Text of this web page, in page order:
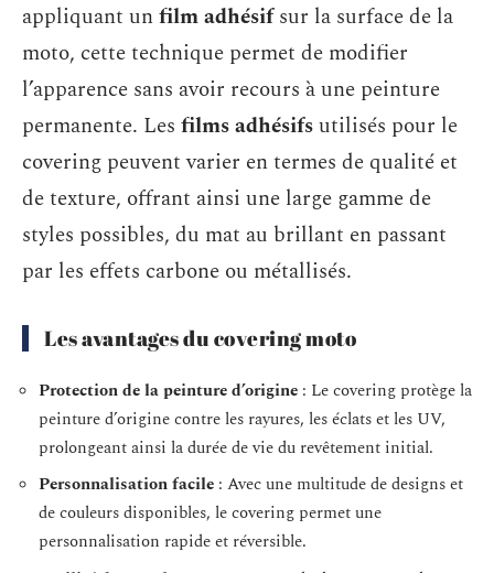
appliquant unfilm adhésifsur la surface de la
moto, cette technique permet de modifier
l’apparence sans avoir recours à une peinture
permanente. Les films adhésifsutilisés pour le
covering peuvent varier en termes de qualité et
de texture, offrant ainsi une large gamme de
styles possibles, du mat au brillant en passant
par les effets carbone ou métallisés.
Les avantages du covering moto
Protection de la peinture d’origine : Le covering protège la
peinture d’origine contre les rayures, les éclats et les UV,
prolongeant ainsi la durée de vie du revêtement initial.
Personnalisation facile : Avec une multitude de designs et
de couleurs disponibles, le covering permet une
personnalisation rapide et réversible.